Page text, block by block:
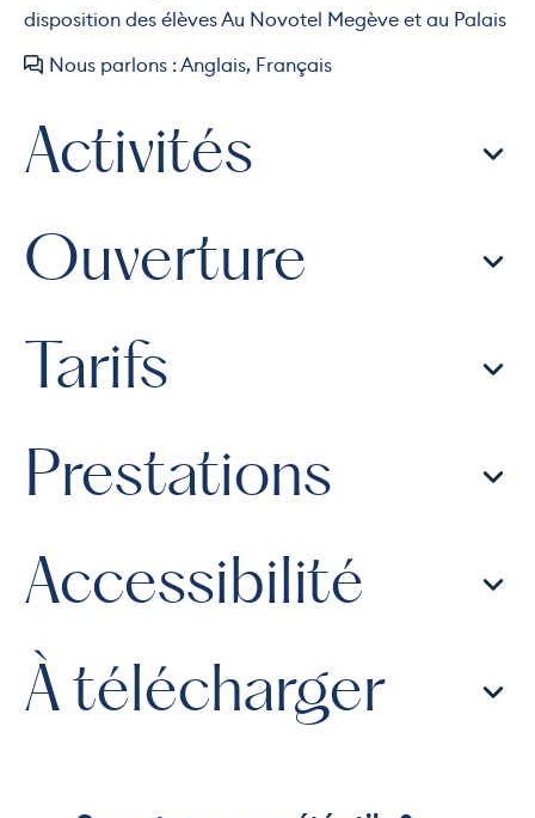
disposition des élèves Au Novotel Megève et au Palais
Nous parlons : Anglais, Français
Activités
Ouverture
Tarifs
Prestations
Accessibilité
À télécharger